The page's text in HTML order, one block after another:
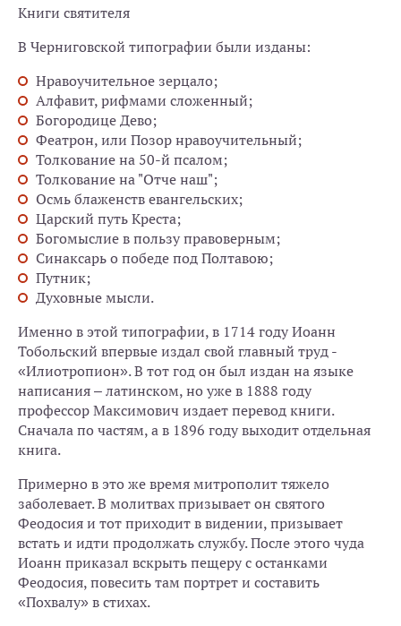
Книги святителя
В Черниговской типографии были изданы:
Нравоучительное зерцало;
Алфавит, рифмами сложенный;
Богородице Дево;
Феатрон, или Позор нравоучительный;
Толкование на 50-й псалом;
Толкование на "Отче наш";
Осмь блаженств евангельских;
Царский путь Креста;
Богомыслие в пользу правоверным;
Синаксарь о победе под Полтавою;
Путник;
Духовные мысли.
Именно в этой типографии, в 1714 году Иоанн
Тобольский впервые издал свой главный труд -
«Илиотропион». В тот год он был издан на языке
написания – латинском, но уже в 1888 году
профессор Максимович издает перевод книги.
Сначала по частям, а в 1896 году выходит отдельная
книга.
Примерно в это же время митрополит тяжело
заболевает. В молитвах призывает он святого
Феодосия и тот приходит в видении, призывает
встать и идти продолжать службу. После этого чуда
Иоанн приказал вскрыть пещеру с останками
Феодосия, повесить там портрет и составить
«Похвалу» в стихах.